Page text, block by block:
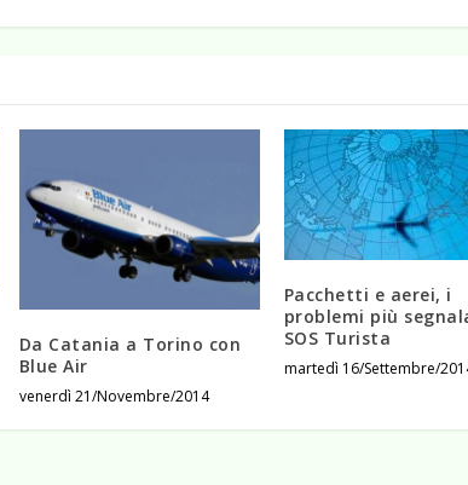
Da Catania a Torino con
Blue Air
venerdì 21/Novembre/2014
Pacchetti e aerei, i
problemi più
SOS Turista
martedì 16/Settembre/